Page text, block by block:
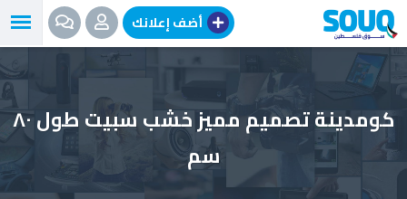
انتقل
إلى
المحتوى
أضف إعلانك
كومدينة تصميم مميز خشب سبيت طول ٨٠
سم